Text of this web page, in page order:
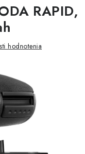
RAPID,
hodnotenia